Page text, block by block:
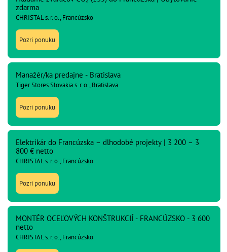
zdarma
CHRISTAL s. r. o., Francúzsko
Pozri ponuku
Manažér/ka predajne - Bratislava
Tiger Stores Slovakia s. r. o., Bratislava
Pozri ponuku
Elektrikár do Francúzska – dlhodobé projekty | 3 200 – 3
800 € netto
CHRISTAL s. r. o., Francúzsko
Pozri ponuku
MONTÉR OCEĽOVÝCH KONŠTRUKCIÍ - FRANCÚZSKO - 3 600
netto
CHRISTAL s. r. o., Francúzsko